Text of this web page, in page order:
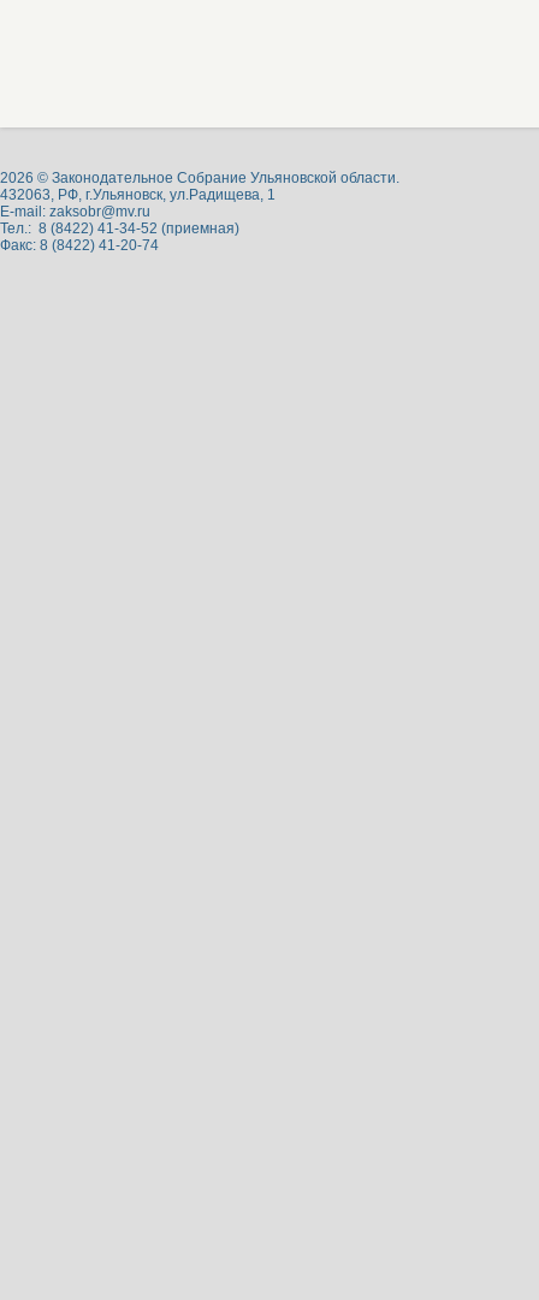
2026 © Законодательное Собрание Ульяновской области.
432063, РФ, г.Ульяновск, ул.Радищева, 1
E-mail: zaksobr@mv.ru
Тел.: 8 (8422) 41-34-52 (приемная)
Факс: 8 (8422) 41-20-74